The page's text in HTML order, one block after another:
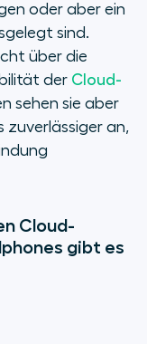
oder aber ein
sind.
über die
der Cloud-
sehen sie aber
zuverlässiger an,
Cloud-
gibt es